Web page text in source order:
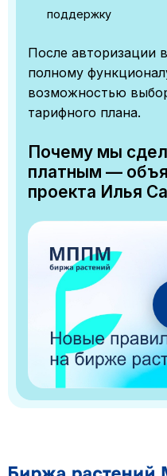
поддержку
После авторизации
полному
возможностью
тарифного плана.
Почему мы
платным —
проекта Илья